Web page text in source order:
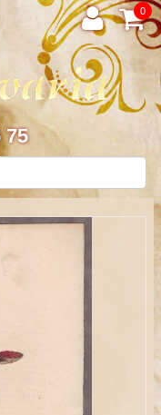
0
75